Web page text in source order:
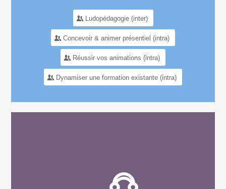
Ludopédagogie (inter)
Concevoir & animer présentiel (intra)
Réussir vos animations (intra)
Dynamiser une formation existante (intra)